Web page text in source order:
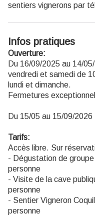
sentiers vignerons par
Infos pratiques
Ouverture:
Du 16/09/2025 au 14/
vendredi et samedi de
lundi et dimanche.
Fermetures
Du 15/05 au 15/09/
Tarifs:
Accès libre. Sur
- Dégustation de
personne
- Visite de la cave
personne
- Sentier Vigneron
personne